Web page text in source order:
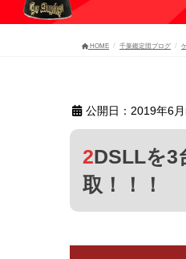
HOME 千葉鑑定団ブログ
公開日：2019年6
2DSLLを3台買い取りました！！新品ですよ！3台で24000円買
取！！！